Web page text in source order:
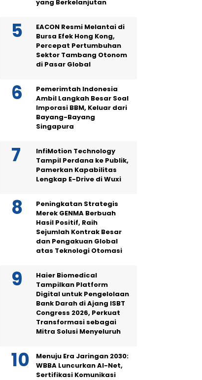
yang Berkelanjutan
EACON Resmi Melantai di
Bursa Efek Hong Kong,
Percepat Pertumbuhan
Sektor Tambang Otonom
di Pasar Global
Pemerimtah Indonesia
Ambil Langkah Besar Soal
Imporasi BBM, Keluar dari
Bayang-Bayang
Singapura
InfiMotion Technology
Tampil Perdana ke Publik,
Pamerkan Kapabilitas
Lengkap E-Drive di Wuxi
Peningkatan Strategis
Merek GENMA Berbuah
Hasil Positif, Raih
Sejumlah Kontrak Besar
dan Pengakuan Global
atas Teknologi Otomasi
Haier Biomedical
Tampilkan Platform
Digital untuk Pengelolaan
Bank Darah di Ajang ISBT
Congress 2026, Perkuat
Transformasi sebagai
Mitra Solusi Menyeluruh
Menuju Era Jaringan 2030:
WBBA Luncurkan AI-Net,
Sertifikasi Komunikasi